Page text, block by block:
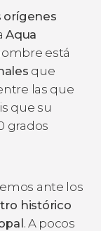
orígenes
Aqua
está
que
las que
que su
grados
ante los
histórico
. A pocos